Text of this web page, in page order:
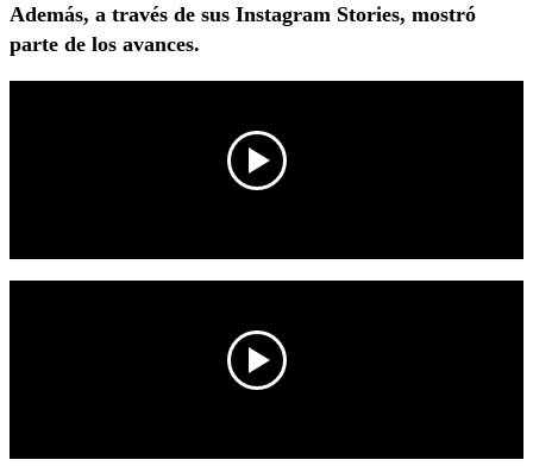
Además, a través de sus Instagram Stories, mostró
parte de los avances.